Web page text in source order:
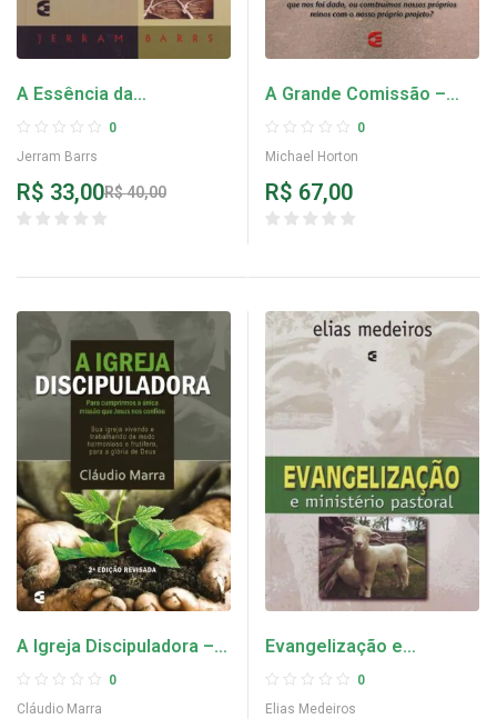
A Essência da
Evangelização – Jerram
Barrs
0
Jerram Barrs
R$40,00
R$ 33,00
A Grande Comissão –
Michael Horton
0
Michael Horton
R$ 67,00
A Igreja Discipuladora –
Cláudio Marra
0
Cláudio Marra
Evangelização e
Ministério Pastoral –
Elias Medeiros
0
Elias Medeiros